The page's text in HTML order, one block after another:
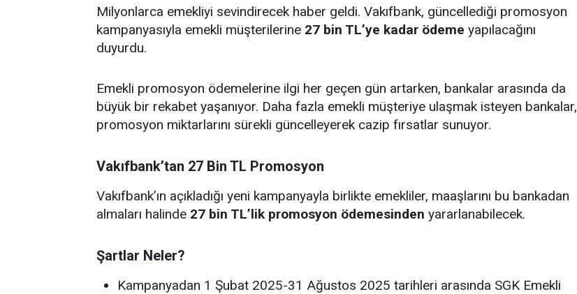
Milyonlarca emekliyi sevindirecek haber geldi. Vakıfbank, güncellediği promosyon
kampanyasıyla emekli müşterilerine 27 bin TL’ye kadar ödeme yapılacağını
duyurdu.
Emekli promosyon ödemelerine ilgi her geçen gün artarken, bankalar arasında da
büyük bir rekabet yaşanıyor. Daha fazla emekli müşteriye ulaşmak isteyen bankalar,
promosyon miktarlarını sürekli güncelleyerek cazip fırsatlar sunuyor.
Vakıfbank’tan 27 Bin TL Promosyon
Vakıfbank’ın açıkladığı yeni kampanyayla birlikte emekliler, maaşlarını bu bankadan
almaları halinde 27 bin TL’lik promosyon ödemesinden yararlanabilecek.
Şartlar Neler?
Kampanyadan 1 Şubat 2025-31 Ağustos 2025 tarihleri arasında SGK Emekli